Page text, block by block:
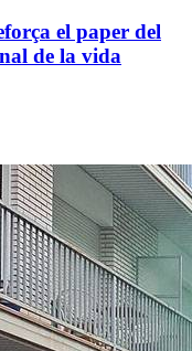
el paper del
de la vida